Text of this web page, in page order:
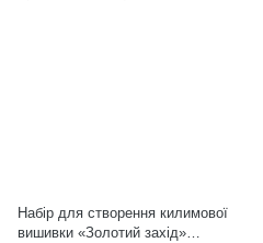
Набір для створення килимової
вишивки «Золотий захід»